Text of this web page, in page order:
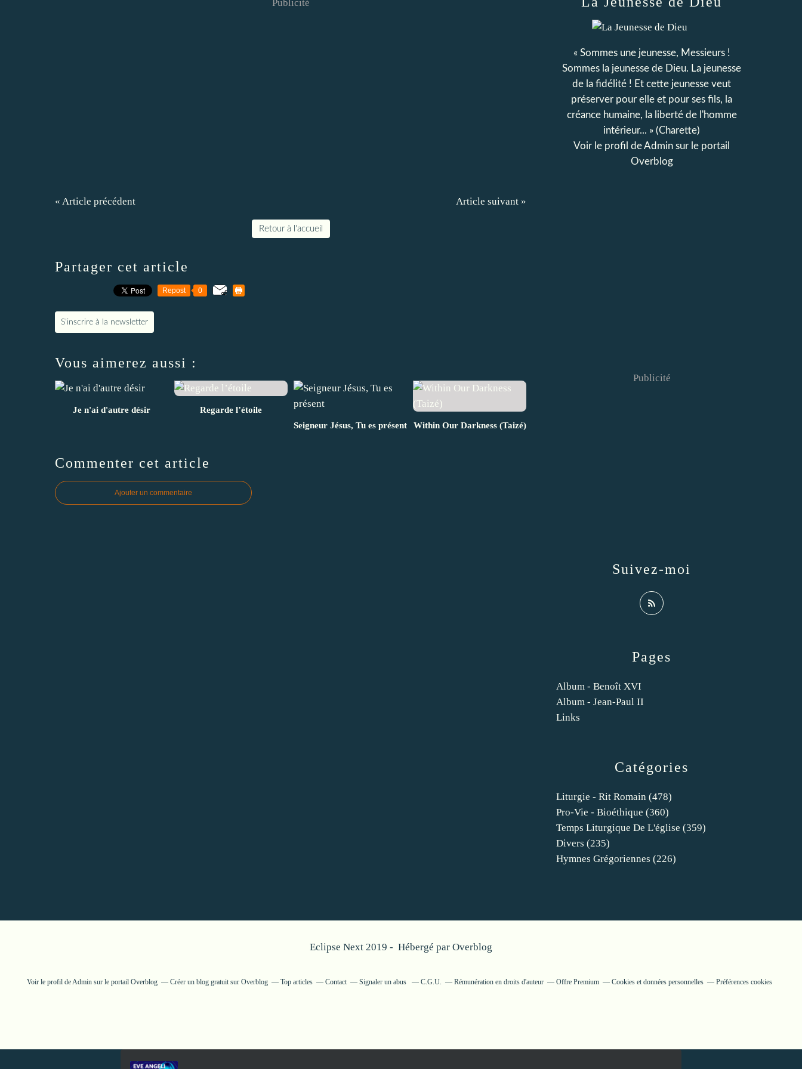
Publicité
« Article précédent Article suivant »
Retour à l'accueil
Partager cet article
Repost 0
S'inscrire à la newsletter
Vous aimerez aussi :
Je n'ai d'autre désir
Regarde l’étoile
Seigneur Jésus, Tu es présent
Within Our Darkness (Taizé)
Commenter cet article
Ajouter un commentaire
Catégories
Liturgie - Rit Romain (478)
Pro-Vie - Bioéthique (360)
Temps Liturgique De L'église (359)
Divers (235)
Hymnes Grégoriennes (226)
Pages
Album - Benoît XVI
Album - Jean-Paul II
Links
« Sommes une jeunesse, Messieurs !
Sommes la jeunesse de Dieu. La jeunesse
de la fidélité ! Et cette jeunesse veut
préserver pour elle et pour ses fils, la
créance humaine, la liberté de l'homme
intérieur... » (Charette)
Voir le profil deAdmin sur le portail
Overblog
Suivez-moi
Publicité
Eclipse Next 2019 - Hébergé par Overblog
Voir le profil deAdminsur le portail Overblog Créer un blog gratuit sur Overblog Top articles Contact Signaler un abus C.G.U. Rémunération en droits d'auteur Offre Premium Cookies et données personnelles Préférences cookies